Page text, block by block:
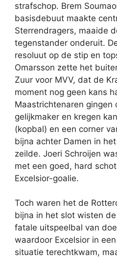
strafschop. Brem
basisdebuut maakte
Sterrendragers, maaide
tegenstander onderuit.
resoluut op de stip en
Omarsson zette het
Zuur voor MVV, dat de
moment nog geen kans
Maastrichtenaren gingen
gelijkmaker en kregen
(kopbal) en een corner
bijna achter Damen in
zeilde. Joeri Schroijen
met een goed, hard
Excelsior-goalie.
Toch waren het de
bijna in het slot wisten
fatale uitspeelbal van
waardoor Excelsior in
situatie terechtkwam,